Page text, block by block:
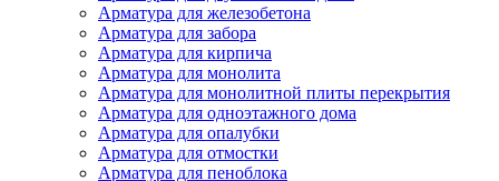
Арматура для железобетона
Арматура для забора
Арматура для кирпича
Арматура для монолита
Арматура для монолитной плиты перекрытия
Арматура для одноэтажного дома
Арматура для опалубки
Арматура для отмостки
Арматура для пеноблока